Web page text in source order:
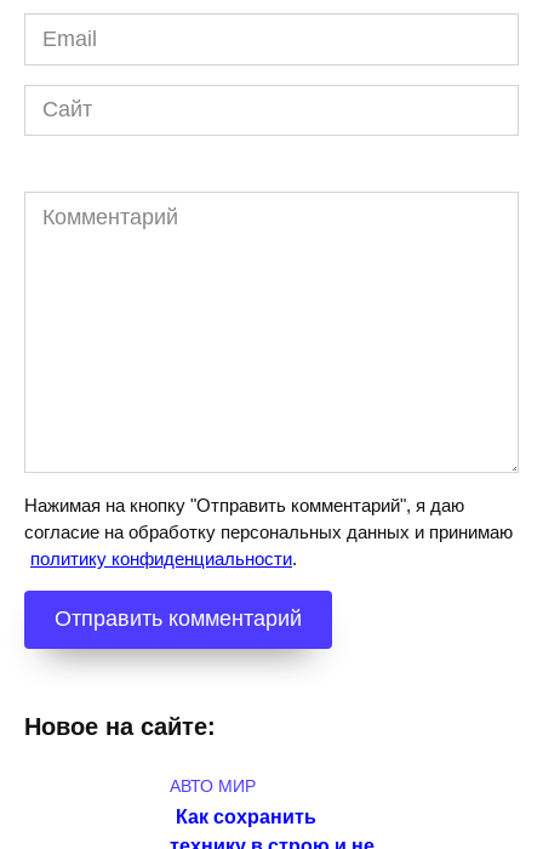
Email
*
Сайт
Комментарий
Нажимая на кнопку "Отправить комментарий", я даю
согласие на обработку персональных данных и принимаю
политику конфиденциальности.
Новое на сайте:
АВТО МИР
Как сохранить